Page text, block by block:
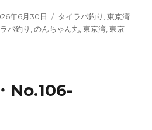
年6月30日
カ
テ
タイラバ釣り ,東京湾
バ釣り ,のんちゃん丸 ,東京湾 ,東京
No.106-